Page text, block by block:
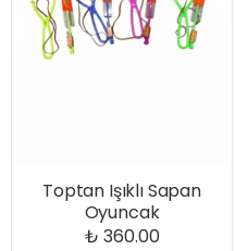
Toptan Işıklı Sapan
Oyuncak
₺ 360.00